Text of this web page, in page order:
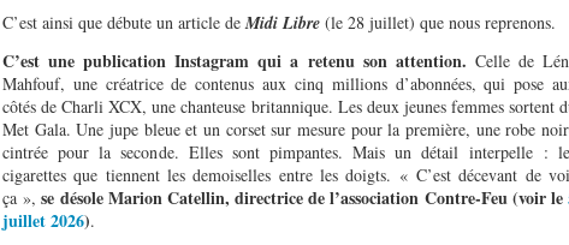
C’est ainsi que débute un article deMidi Libre (le 28 juillet) que nous reprenons.
C’est une publication Instagram qui a retenu son attention. Celle de
Mahfouf, une créatrice de contenus aux cinq millions d’abonnées, qui pose
côtés de Charli XCX, une chanteuse britannique. Les deux jeunes femmes sortent
Met Gala. Une jupe bleue et un corset sur mesure pour la première, une robe
cintrée pour la seconde. Elles sont pimpantes. Mais un détail interpelle :
cigarettes que tiennent les demoiselles entre les doigts. « C’est décevant de
ça »,se désole Marion Catellin, directrice de l’association Contre-Feu (voir le
juillet 2026).